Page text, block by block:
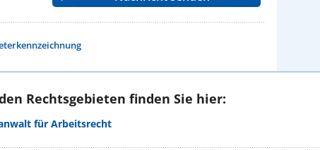
Rechtsgebieten finden Sie hier:
für Arbeitsrecht